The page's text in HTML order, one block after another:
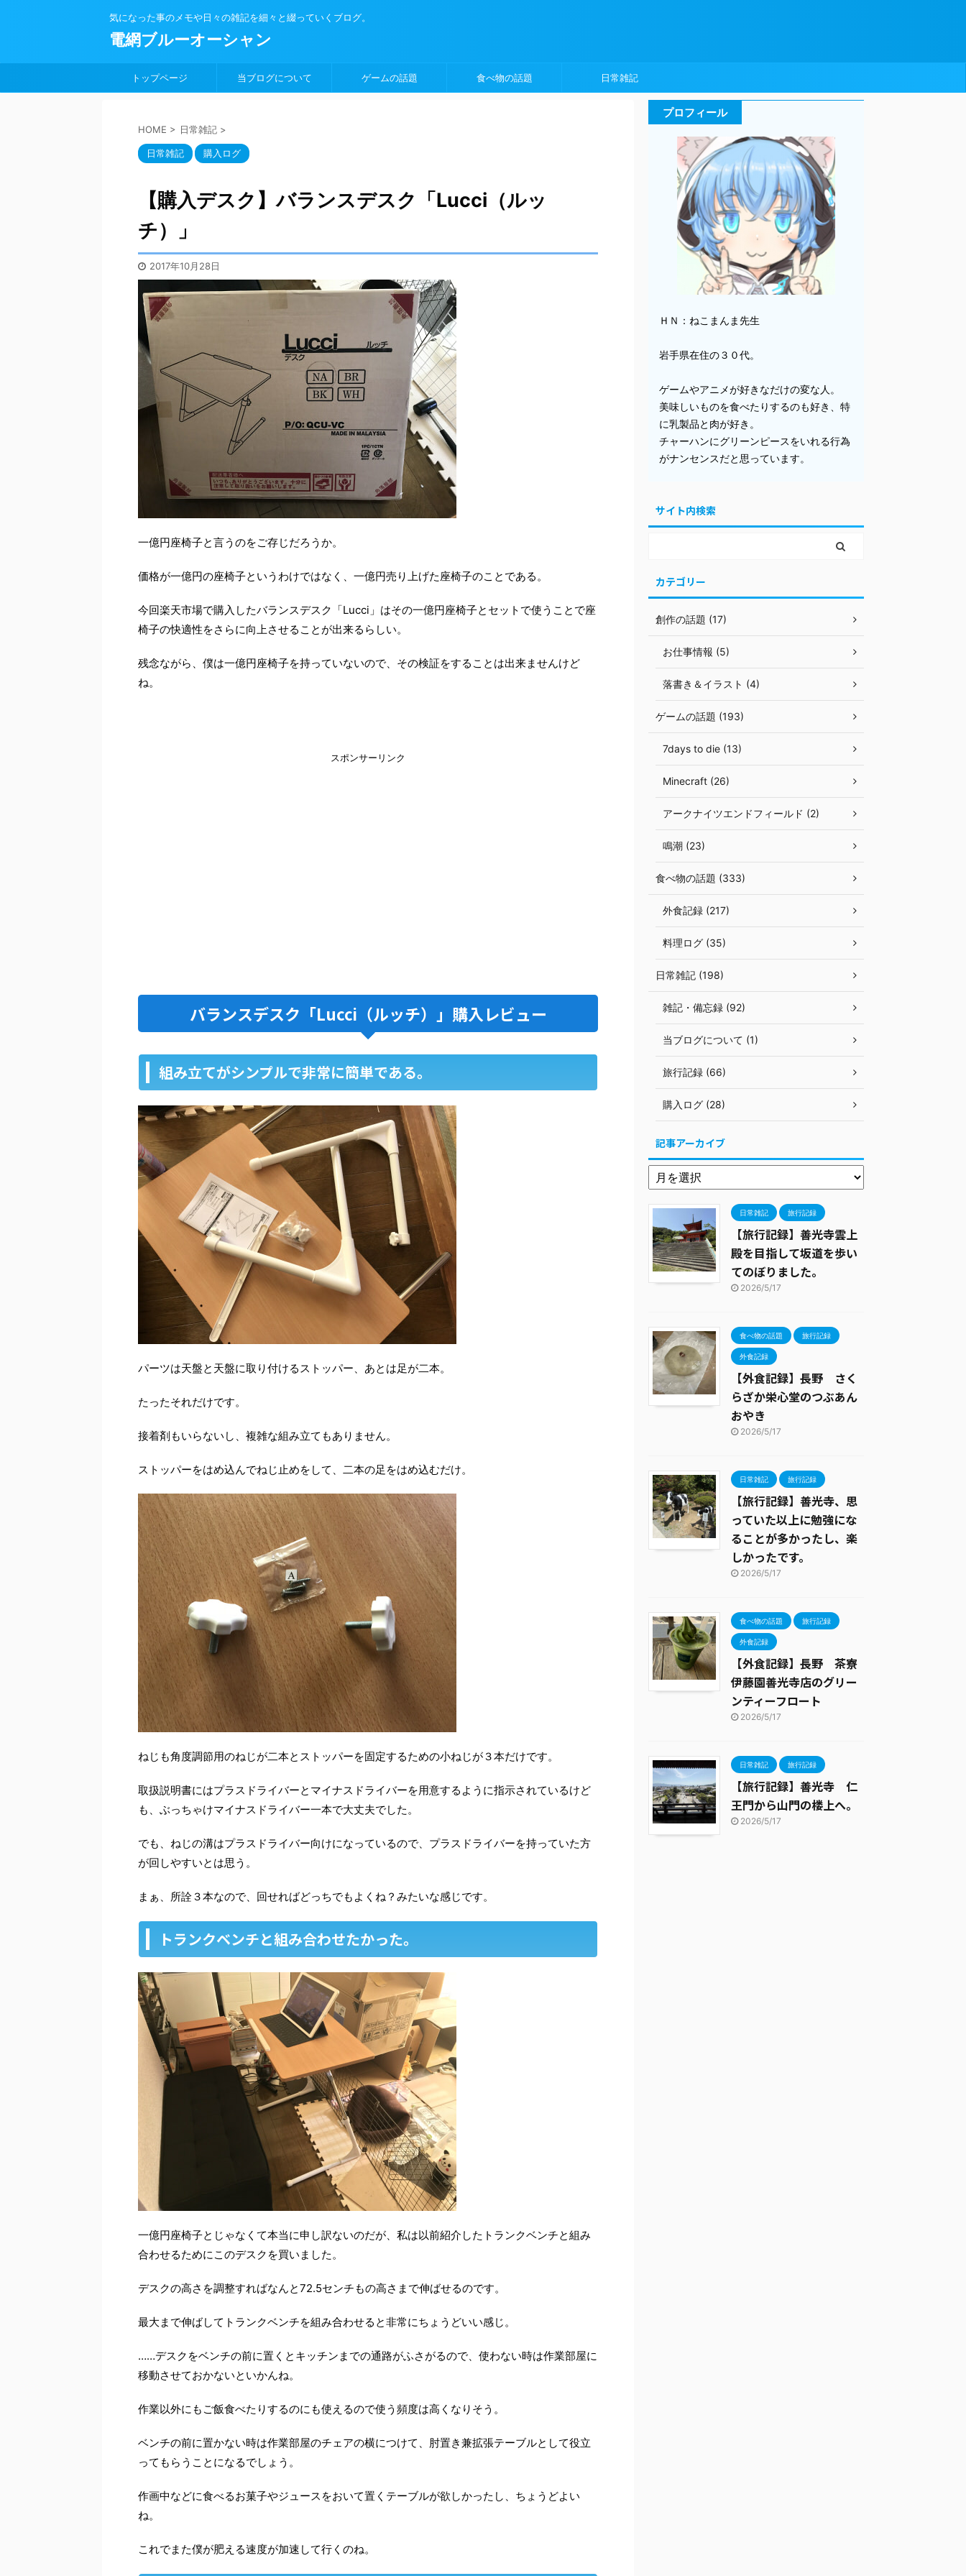
気になった事のメモや日々の雑記を細々と綴っていくブログ。
電網ブルーオーシャン
トップページ 当ブログについて ゲームの話題 食べ物の話題 日常雑記
HOME > 日常雑記 >
日常雑記 購入ログ
【購入デスク】バランスデスク「Lucci（ルッ
チ）」
2017年10月28日
一億円座椅子と言うのをご存じだろうか。
価格が一億円の座椅子というわけではなく、一億円売り上げた座椅子のことである。
今回楽天市場で購入したバランスデスク「Lucci」はその一億円座椅子とセットで使うことで座
椅子の快適性をさらに向上させることが出来るらしい。
残念ながら、僕は一億円座椅子を持っていないので、その検証をすることは出来ませんけど
ね。
スポンサーリンク
バランスデスク「Lucci（ルッチ）」購入レビュー
組み立てがシンプルで非常に簡単である。
パーツは天盤と天盤に取り付けるストッパー、あとは足が二本。
たったそれだけです。
接着剤もいらないし、複雑な組み立てもありません。
ストッパーをはめ込んでねじ止めをして、二本の足をはめ込むだけ。
ねじも角度調節用のねじが二本とストッパーを固定するための小ねじが３本だけです。
取扱説明書にはプラスドライバーとマイナスドライバーを用意するように指示されているけど
も、ぶっちゃけマイナスドライバー一本で大丈夫でした。
でも、ねじの溝はプラスドライバー向けになっているので、プラスドライバーを持っていた方
が回しやすいとは思う。
まぁ、所詮３本なので、回せればどっちでもよくね？みたいな感じです。
トランクベンチと組み合わせたかった。
一億円座椅子とじゃなくて本当に申し訳ないのだが、私は以前紹介したトランクベンチと組み
合わせるためにこのデスクを買いました。
デスクの高さを調整すればなんと72.5センチもの高さまで伸ばせるのです。
最大まで伸ばしてトランクベンチを組み合わせると非常にちょうどいい感じ。
……デスクをベンチの前に置くとキッチンまでの通路がふさがるので、使わない時は作業部屋に
移動させておかないといかんね。
作業以外にもご飯食べたりするのにも使えるので使う頻度は高くなりそう。
ベンチの前に置かない時は作業部屋のチェアの横につけて、肘置き兼拡張テーブルとして役立
ってもらうことになるでしょう。
作画中などに食べるお菓子やジュースをおいて置くテーブルが欲しかったし、ちょうどよい
ね。
これでまた僕が肥える速度が加速して行くのね。
プロフィール
ＨＮ：ねこまんま先生
岩手県在住の３０代。
ゲームやアニメが好きなだけの変な人。
美味しいものを食べたりするのも好き、特
に乳製品と肉が好き。
チャーハンにグリーンピースをいれる行為
がナンセンスだと思っています。
サイト内検索
カテゴリー
創作の話題 (17)
お仕事情報 (5)
落書き＆イラスト (4)
ゲームの話題 (193)
7days to die (13)
Minecraft (26)
アークナイツエンドフィールド (2)
鳴潮 (23)
食べ物の話題 (333)
外食記録 (217)
料理ログ (35)
日常雑記 (198)
雑記・備忘録 (92)
当ブログについて (1)
旅行記録 (66)
購入ログ (28)
記事アーカイブ
日常雑記 旅行記録
【旅行記録】善光寺雲上
殿を目指して坂道を歩い
てのぼりました。
2026/5/17
食べ物の話題 旅行記録
外食記録
【外食記録】長野 さく
らざか栄心堂のつぶあん
おやき
2026/5/17
日常雑記 旅行記録
【旅行記録】善光寺、思
っていた以上に勉強にな
ることが多かったし、楽
しかったです。
2026/5/17
食べ物の話題 旅行記録
外食記録
【外食記録】長野 茶寮
伊藤園善光寺店のグリー
ンティーフロート
2026/5/17
日常雑記 旅行記録
【旅行記録】善光寺 仁
王門から山門の楼上へ。
2026/5/17